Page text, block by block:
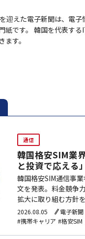
迎えた電子新聞は、電
紙です。 韓国を代表す
ます。
通信
韓国格安SIM業
と投資で応える」
韓国格安SIM通信事
文を発表。料金競争
拡大に取り組む方針
2026.08.05
電子新聞
#携帯キャリア #格安SIM